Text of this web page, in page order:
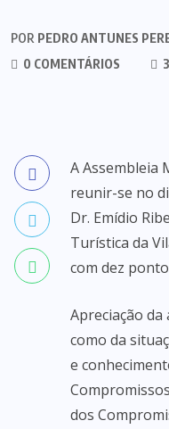
POR PEDRO ANTUNES
0 COMENTÁRIOS
A Assembleia
reunir-se no
Dr. Emídio
Turística da
com dez
Apreciação
como da
e
dos